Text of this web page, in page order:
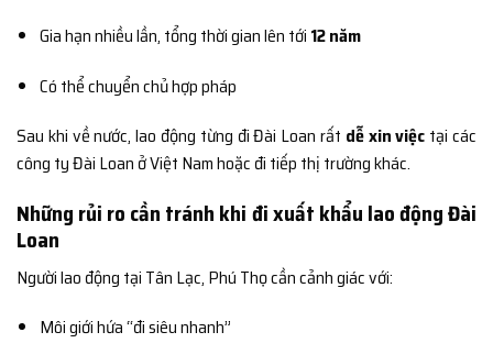
Gia hạn nhiều lần, tổng thời gian lên tới 12 năm
Có thể chuyển chủ hợp pháp
Sau khi về nước, lao động từng đi Đài Loan rất dễ xin việc tại các
công ty Đài Loan ở Việt Nam hoặc đi tiếp thị trường khác.
Những rủi ro cần tránh khi đi xuất khẩu lao động Đài
Loan
Người lao động tại Tân Lạc, Phú Thọ cần cảnh giác với:
Môi giới hứa “đi siêu nhanh”